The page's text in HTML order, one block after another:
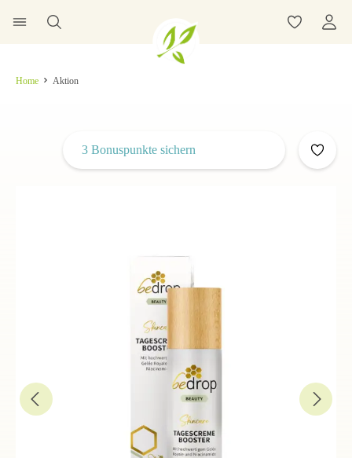
Home Aktion
3 Bonuspunkte sichern